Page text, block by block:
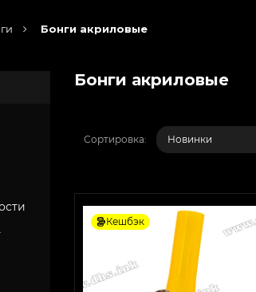
Бонги акриловые
Бонги акриловые
Сортировка: Новинки
Кешбэк